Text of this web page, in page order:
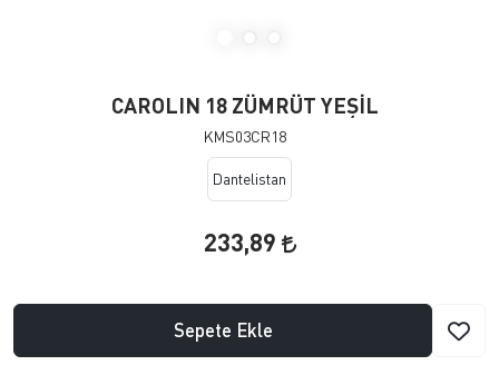
CAROLIN 18 ZÜMRÜT YEŞİL
KMS03CR18
Dantelistan
233,89
Sepete Ekle